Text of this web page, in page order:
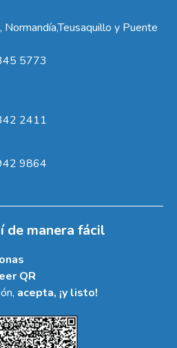
y Puente
5773
2411
9864
de manera fácil
QR
acepta, ¡y listo!